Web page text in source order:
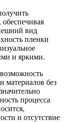
обеспечивая
вид
пленки
и яркими.
материалов без
процесса
и отсутствие